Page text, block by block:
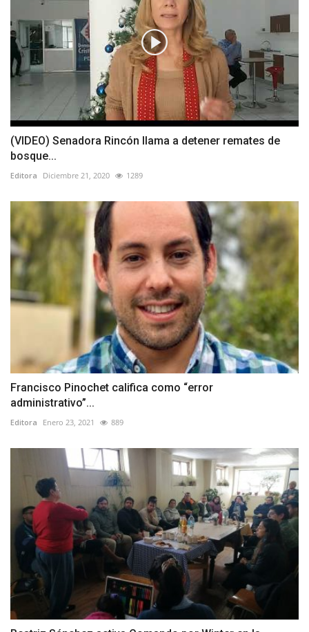
(VIDEO) Senadora Rincón llama a detener remates de
bosque...
Editora Diciembre 21, 2020 1289
Francisco Pinochet califica como “error
administrativo”...
Editora Enero 23, 2021 889